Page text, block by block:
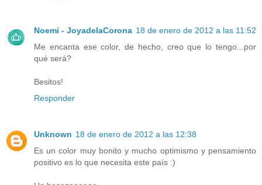
Noemi - JoyadelaCorona 18 de enero de 2012 a las 11:52
Me encanta ese color, de hecho, creo que lo tengo...por
qué será?
Besitos!
Responder
Unknown 18 de enero de 2012 a las 12:38
Es un color muy bonito y mucho optimismo y pensamiento
positivo es lo que necesita este país :)